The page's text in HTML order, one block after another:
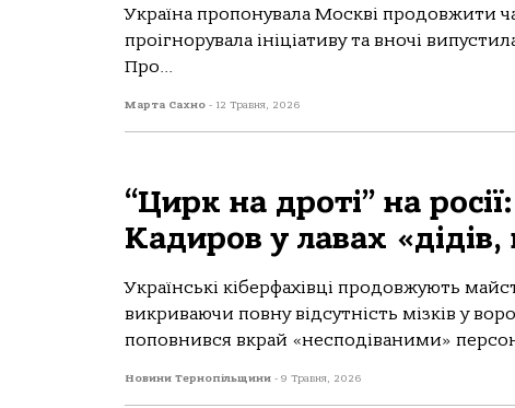
Україна пропонувала Москві продовжити
проігнорувала ініціативу та вночі
Про...
Марта Сахно - 12 Травня, 2026
“Цирк на дроті” на
Кадиров у лавах
Українські кіберфахівці продовжують
викриваючи повну відсутність мізків у
поповнився вкрай «несподіваними»
Новини Тернопільщини - 9 Травня, 2026